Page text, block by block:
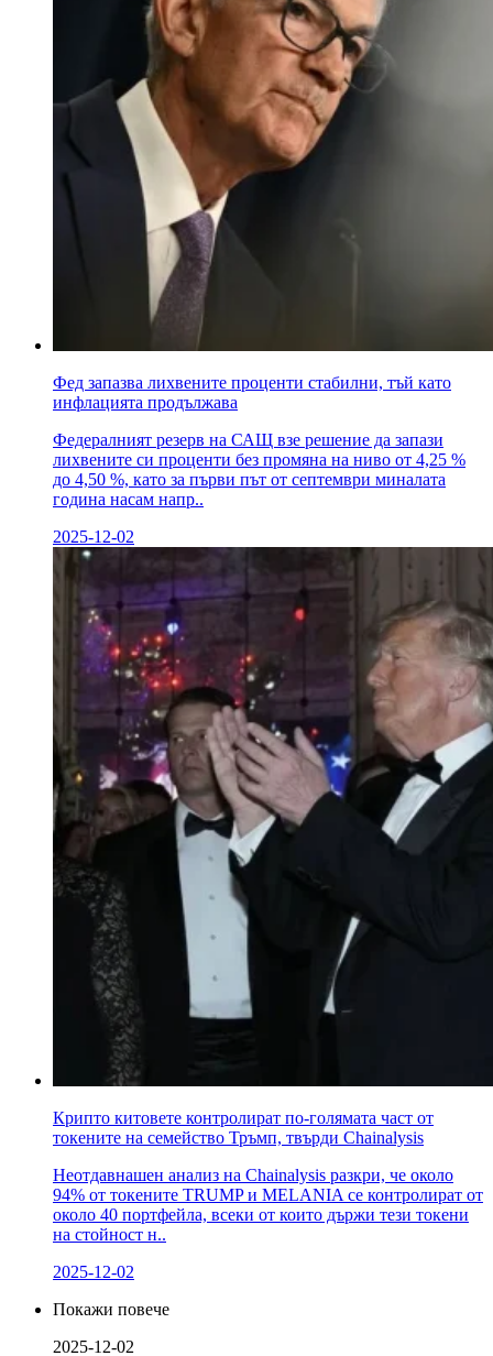
Фед запазва лихвените проценти стабилни, тъй като
инфлацията продължава
Федералният резерв на САЩ взе решение да запази
лихвените си проценти без промяна на ниво от 4,25 %
до 4,50 %, като за първи път от септември миналата
година насам напр..
2025-12-02
Крипто китовете контролират по-голямата част от
токените на семейство Тръмп, твърди Chainalysis
Неотдавнашен анализ на Chainalysis разкри, че около
94% от токените TRUMP и MELANIA се контролират от
около 40 портфейла, всеки от които държи тези токени
на стойност н..
2025-12-02
Покажи повече
2025-12-02